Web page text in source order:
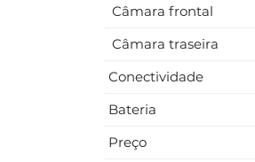
Câmara frontal
Câmara traseira
Conectividade
Bateria
Preço